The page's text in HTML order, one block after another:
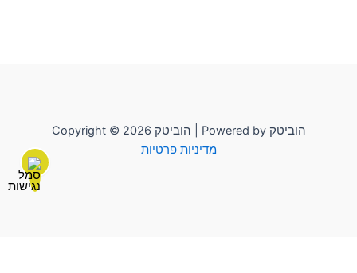
Copyright © 2026 הוביטק | Powered by הוביטק
מדיניות פרטיות